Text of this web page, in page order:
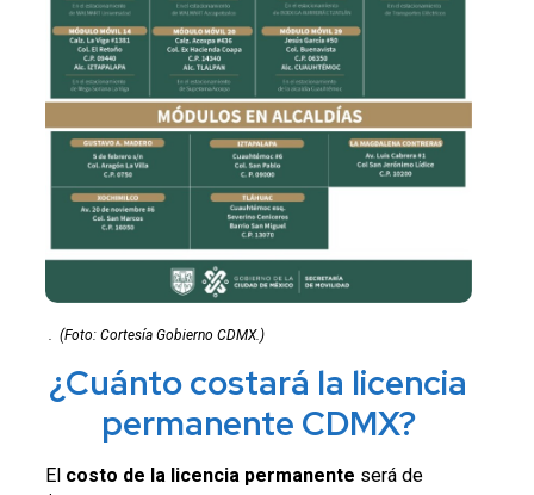
(Foto: Cortesía Gobierno CDMX.)
¿Cuánto costará la licencia
permanente CDMX?
El costo de la licencia permanente será de